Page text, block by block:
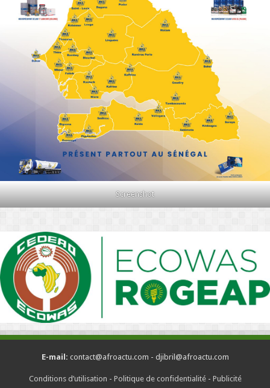
Screenshot
E-mail: contact@afroactu.com - djibril@afroactu.com
Conditions d’utilisation - Politique de confidentialité- Publicité